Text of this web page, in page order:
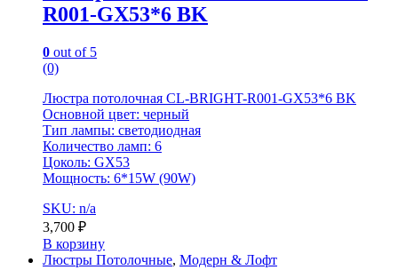
R001-GX53*6 BK
0 out of 5
(0)
Люстра потолочная CL-BRIGHT-R001-GX53*6 BK
Основной цвет: черный
Тип лампы: светодиодная
Количество ламп: 6
Цоколь: GX53
Мощность: 6*15W (90W)
SKU: n/a
3,700 ₽
В корзину
Люстры Потолочные, Модерн & Лофт